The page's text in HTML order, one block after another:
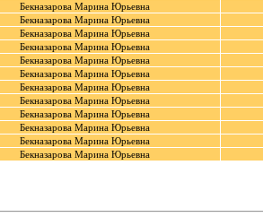
Бекназарова Марина Юрьевна
Бекназарова Марина Юрьевна
Бекназарова Марина Юрьевна
Бекназарова Марина Юрьевна
Бекназарова Марина Юрьевна
Бекназарова Марина Юрьевна
Бекназарова Марина Юрьевна
Бекназарова Марина Юрьевна
Бекназарова Марина Юрьевна
Бекназарова Марина Юрьевна
Бекназарова Марина Юрьевна
Бекназарова Марина Юрьевна